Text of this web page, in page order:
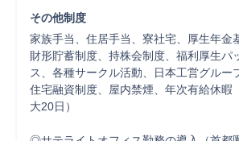
その他制度
家族手当、住居手当、寮社宅、厚生年金
財形貯蓄制度、持株会制度、福利厚生パ
ス、各種サークル活動、日本工営グルー
住宅融資制度、屋内禁煙、年次有給休暇
大20日）